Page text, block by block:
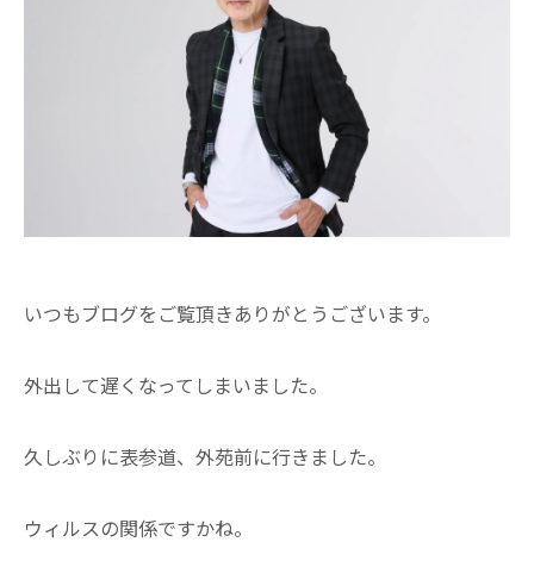
いつもブログをご覧頂きありがとうございます。
外出して遅くなってしまいました。
久しぶりに表参道、外苑前に行きました。
ウィルスの関係ですかね。